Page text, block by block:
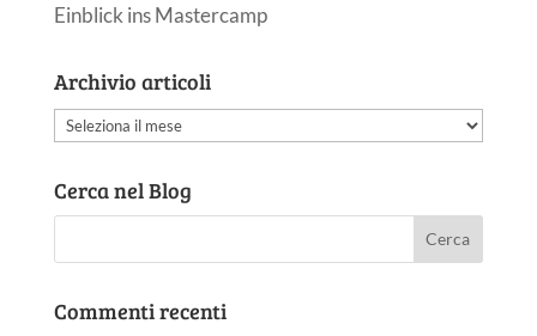
Einblick ins Mastercamp
Archivio articoli
Archivio
Cerca nel Blog
Commenti recenti